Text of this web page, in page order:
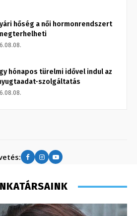
hőség a női hormonrendszert
hónapos türelmi idővel indul az
szolgáltatás